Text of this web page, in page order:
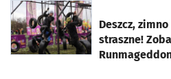
Deszcz,
straszne!
otworzy się w nowej karcie